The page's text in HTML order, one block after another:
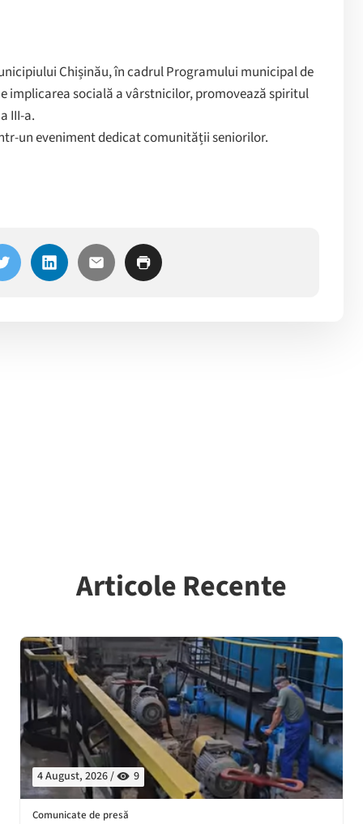
Chișinău, în cadrul Programului municipal de
implicarea socială a vârstnicilor, promovează spiritul
III-a.
un eveniment dedicat comunității seniorilor.
Articole Recente
4 August, 2026 / 9
Comunicate de presă